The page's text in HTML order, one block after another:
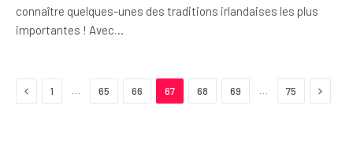
connaître quelques-unes des traditions irlandaises les plus
importantes ! Avec…
Previous
1 65 66 67 68 69 75 Next